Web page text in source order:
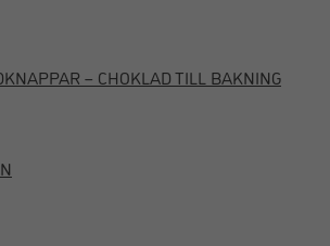
– CHOKLAD TILL BAKNING